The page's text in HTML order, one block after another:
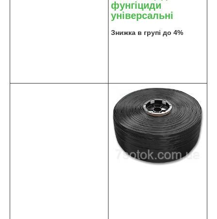
фунгіциди
універсальні
Знижка в групі до 4%